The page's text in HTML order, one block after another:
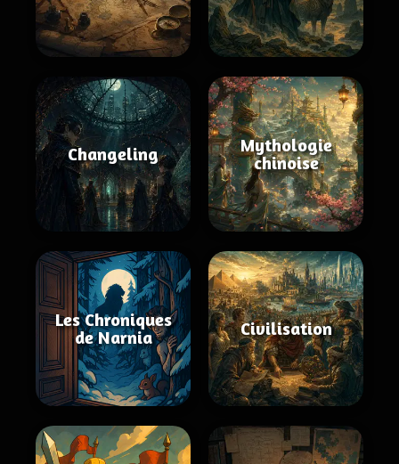
Changeling
Mythologie
chinoise
Les Chroniques
de Narnia
Civilisation